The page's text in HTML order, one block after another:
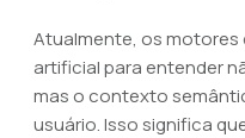
Atualmente, os motores
artificial para entender
mas o contexto
usuário. Isso significa